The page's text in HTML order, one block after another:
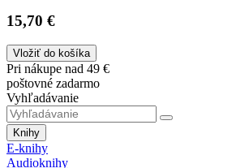
15,70 €
Vložiť do košíka
Pri nákupe nad 49 €
poštovné zadarmo
Vyhľadávanie
Knihy
E-knihy
Audioknihy